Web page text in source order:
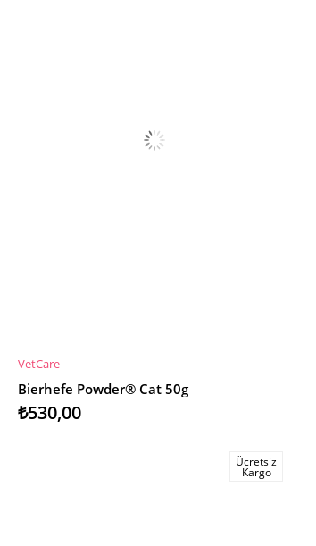
SEPETE EKLE
VetCare
Bierhefe Powder® Cat 50g
₺530,00
Ücretsiz
Kargo